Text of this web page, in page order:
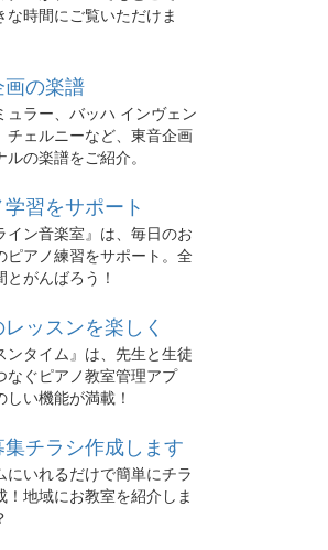
な時間にご覧いただけま
の楽譜
ュラー、バッハ インヴェン
チェルニーなど、東音企画
ルの楽譜をご紹介。
学習をサポート
イン音楽室』は、毎日のお
ピアノ練習をサポート。全
とがんばろう！
ッスンを楽しく
ンタイム』は、先生と生徒
なぐピアノ教室管理アプ
しい機能が満載！
チラシ作成します
にいれるだけで簡単にチラ
！地域にお教室を紹介しま